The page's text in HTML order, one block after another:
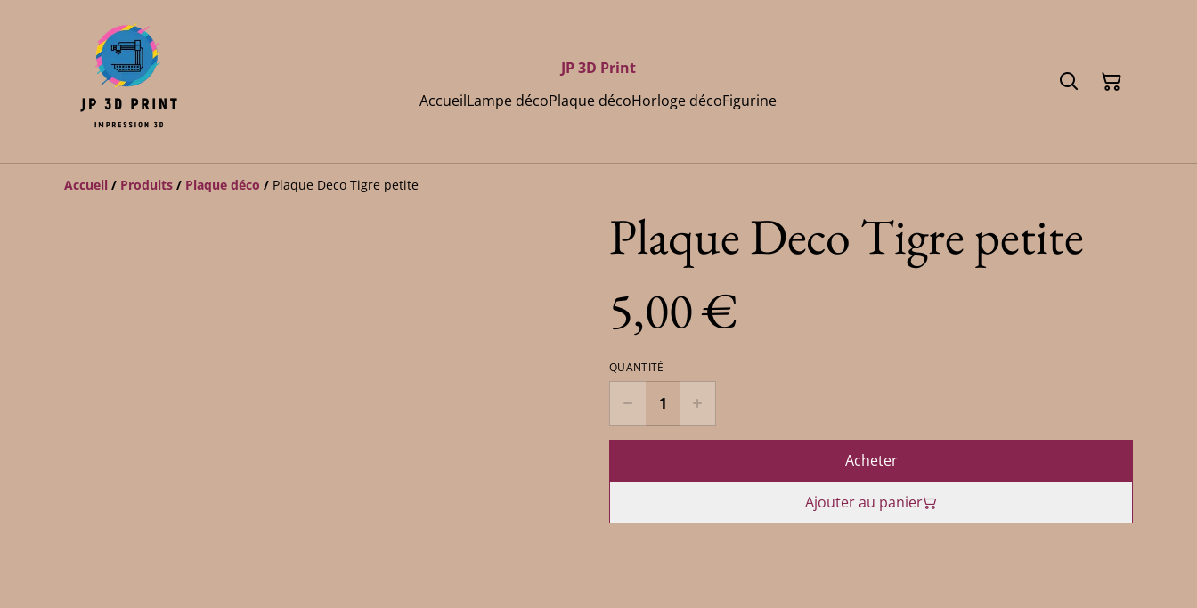
JP 3D Print
AccueilLampe décoPlaque décoHorloge décoFigurine
Accueil / Produits / Plaque déco / Plaque Deco Tigre petite
Plaque Deco Tigre petite
5,00 €
QUANTITÉ
Acheter
Ajouter au panier